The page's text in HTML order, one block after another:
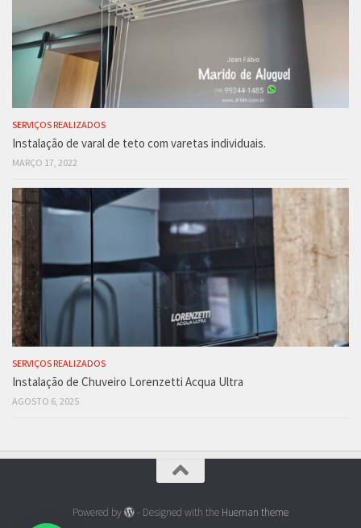
SERVIÇOS REALIZADOS
Instalação de varal de teto com varetas individuais.
MARÇO 17, 2022
SERVIÇOS REALIZADOS
Instalação de Chuveiro Lorenzetti Acqua Ultra
AGOSTO 6, 2025
Powered by - Designed with the Hueman theme